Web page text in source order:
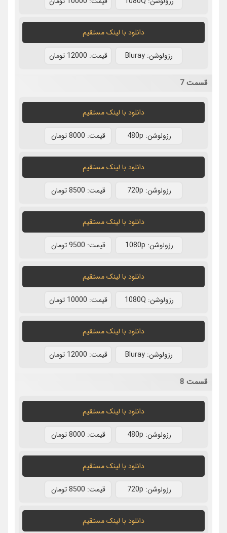
دانلود با لينک مستقيم
رزولوشن: Bluray قيمت: 12000 تومان
قسمت 7
دانلود با لينک مستقيم
رزولوشن: 480p قيمت: 8000 تومان
دانلود با لينک مستقيم
رزولوشن: 720p قيمت: 8500 تومان
دانلود با لينک مستقيم
رزولوشن: 1080p قيمت: 9500 تومان
دانلود با لينک مستقيم
رزولوشن: 1080Q قيمت: 10000 تومان
دانلود با لينک مستقيم
رزولوشن: Bluray قيمت: 12000 تومان
قسمت 8
دانلود با لينک مستقيم
رزولوشن: 480p قيمت: 8000 تومان
دانلود با لينک مستقيم
رزولوشن: 720p قيمت: 8500 تومان
دانلود با لينک مستقيم